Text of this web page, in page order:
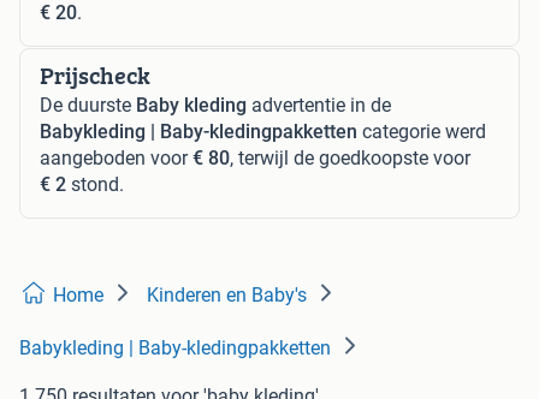
€ 20.
Prijscheck
De duurste Baby kleding advertentie in de
Babykleding | Baby-kledingpakketten categorie werd
aangeboden voor€ 80, terwijl de goedkoopste voor
€ 2 stond.
Home Kinderen en Baby's
Babykleding | Baby-kledingpakketten